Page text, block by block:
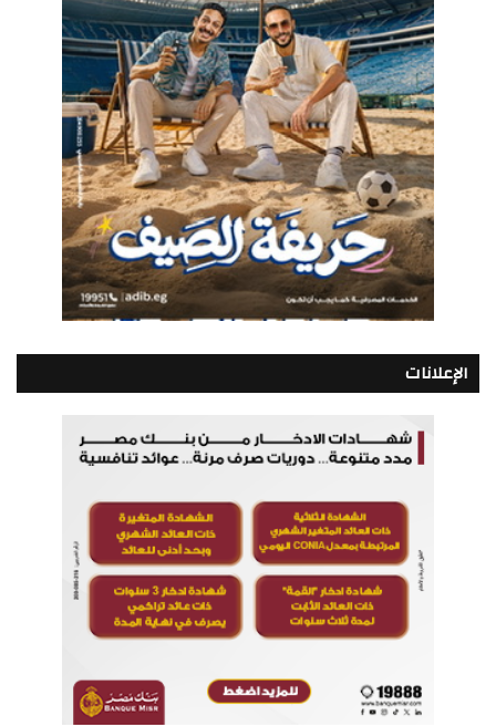
الإعلانات